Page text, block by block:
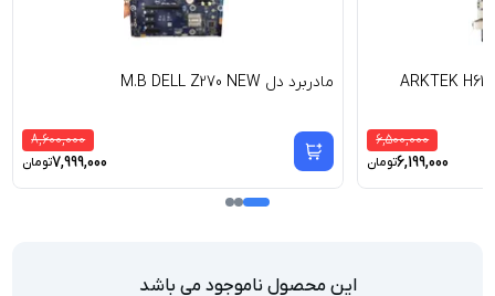
مادربرد دل M.B DELL Z270 NEW
8,600,000
7,999,000تومان
6,500,000
6,199,000تومان
این محصول ناموجود می باشد